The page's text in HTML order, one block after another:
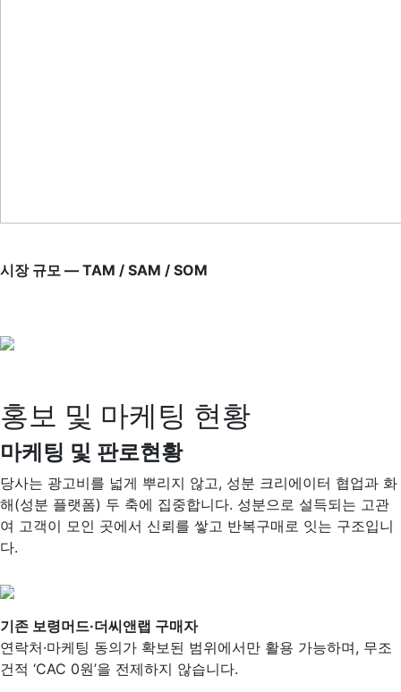
시장 규모 — TAM / SAM / SOM
홍보 및 마케팅 현황
마케팅 및 판로현황
당사는 광고비를 넓게 뿌리지 않고, 성분 크리에이터 협업과 화
해(성분 플랫폼) 두 축에 집중합니다. 성분으로 설득되는 고관
여 고객이 모인 곳에서 신뢰를 쌓고 반복구매로 잇는 구조입니
다.
기존 보령머드·더씨앤랩 구매자
연락처·마케팅 동의가 확보된 범위에서만 활용 가능하며, 무조
건적 ‘CAC 0원’을 전제하지 않습니다.